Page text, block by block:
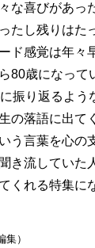
な喜びがあっ
たし残りはた
ド感覚は年々
80歳になって
振り返るよう
の落語に出て
う言葉を心の
き流していた
くれる特集に
）